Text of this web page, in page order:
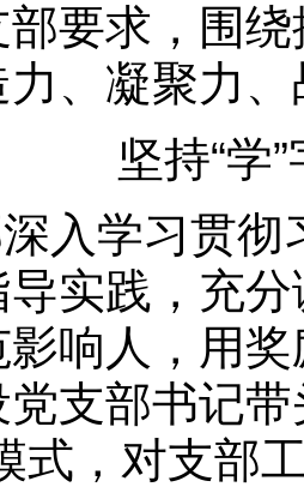
要求，围
、凝聚力
坚持“学
入学习贯
实践，充
响人，用
党支部书记
式，对支部